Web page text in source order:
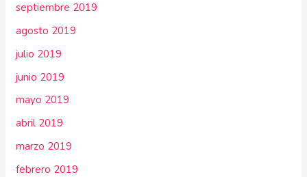
septiembre 2019
agosto 2019
julio 2019
junio 2019
mayo 2019
abril 2019
marzo 2019
febrero 2019